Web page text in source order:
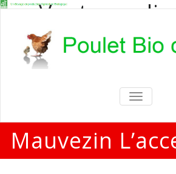
Vente en
poulets
Vente en direct de
particuliers et
TOGGLE
Mauvezin